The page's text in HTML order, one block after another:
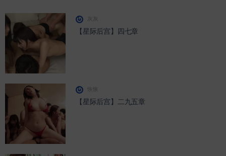
灰灰
【星际后宫】四七章
【星际后宫】二九五章